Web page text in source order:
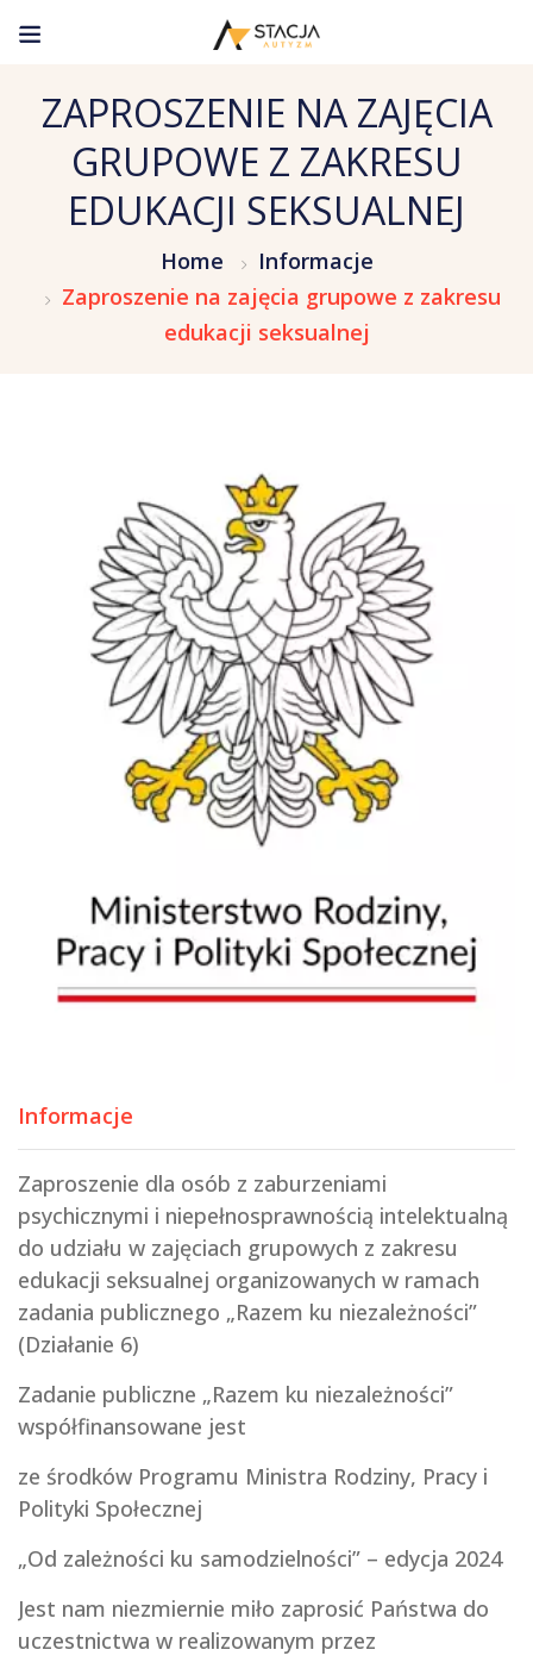
ZAPROSZENIE NA ZAJĘCIA
GRUPOWE Z ZAKRESU
EDUKACJI SEKSUALNEJ
Home
Informacje
Zaproszenie na zajęcia grupowe z zakresu
edukacji seksualnej
Informacje
Zaproszenie dla osób z zaburzeniami
psychicznymi i niepełnosprawnością intelektualną
do udziału w zajęciach grupowych z zakresu
edukacji seksualnej organizowanych w ramach
zadania publicznego „Razem ku niezależności”
(Działanie 6)
Zadanie publiczne „Razem ku niezależności”
współfinansowane jest
ze środków Programu Ministra Rodziny, Pracy i
Polityki Społecznej
„Od zależności ku samodzielności” – edycja 2024
Jest nam niezmiernie miło zaprosić Państwa do
uczestnictwa w realizowanym przez